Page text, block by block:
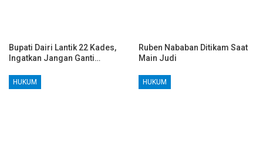
Bupati Dairi Lantik 22 Kades,
Ingatkan Jangan Ganti…
Ruben Nababan Ditikam Saat
Main Judi
HUKUM HUKUM